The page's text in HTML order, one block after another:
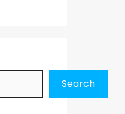
Search